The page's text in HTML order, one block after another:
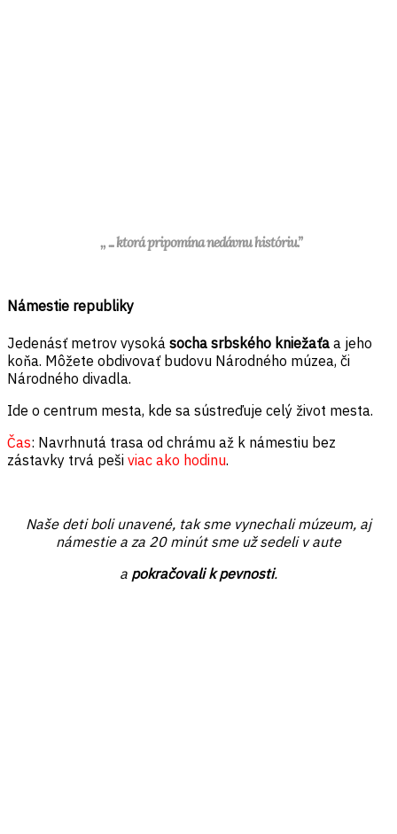
,, ... ktorá pripomína nedávnu históriu.”
Námestie republiky
Jedenásť metrov vysoká socha srbského kniežaťa a jeho
koňa. Môžete obdivovať budovu Národného múzea, či
Národného divadla.
Ide o centrum mesta, kde sa sústreďuje celý život mesta.
Čas: Navrhnutá trasa od chrámu až k námestiu bez
zástavky trvá peši viac ako hodinu.
Naše deti boli unavené, tak sme vynechali múzeum, aj
námestie a za 20 minút sme už sedeli v aute
a pokračovali k pevnosti.